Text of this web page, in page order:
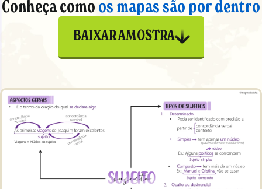
Conheça como os mapas são por dentro
BAIXAR AMOSTRA